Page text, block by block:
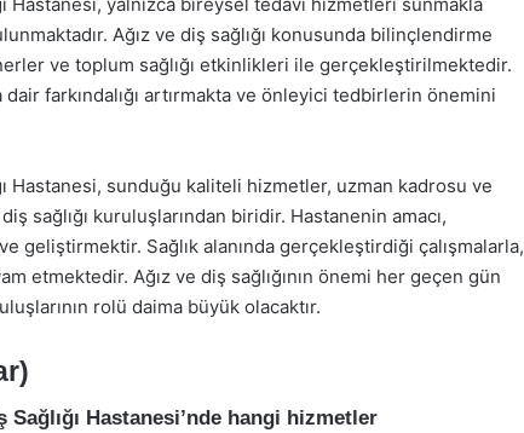
Ağız ve diş sağlığı konusunda bilinçlendirme
ve toplum sağlığı etkinlikleri ile gerçekleştirilmektedir.
farkındalığı artırmakta ve önleyici tedbirlerin önemini
Hastanesi, sunduğu kaliteli hizmetler, uzman kadrosu ve
sağlığı kuruluşlarından biridir. Hastanenin amacı,
geliştirmektir. Sağlık alanında gerçekleştirdiği çalışmalarla,
etmektedir. Ağız ve diş sağlığının önemi her geçen gün
rolü daima büyük olacaktır.
Hastanesi’nde hangi hizmetler